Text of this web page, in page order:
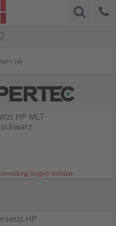
(4)
HP MLT-
schwarz
(Login) sichtbar.
HP